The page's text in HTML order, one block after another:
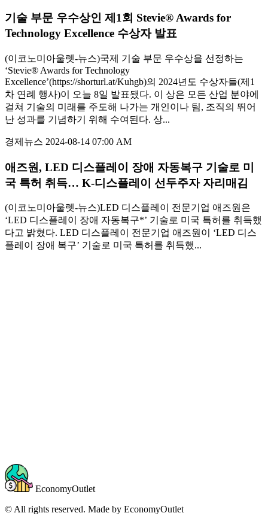
기술 부문 우수상인 제1회 Stevie® Awards for
Technology Excellence 수상자 발표
(이코노미아울렛-뉴스)국제 기술 부문 우수상을 선정하는
‘Stevie® Awards for Technology
Excellence’(https://shorturl.at/Kuhgb)의 2024년도 수상자들(제1
차 연례 행사)이 오늘 8일 발표됐다. 이 상은 모든 산업 분야에
걸쳐 기술의 미래를 주도해 나가는 개인이나 팀, 조직의 뛰어
난 성과를 기념하기 위해 수여된다. 상...
경제뉴스 2024-08-14 07:00 AM
애즈원, LED 디스플레이 장애 자동복구 기술로 미
국 특허 취득… K-디스플레이 선두주자 자리매김
(이코노미아울렛-뉴스)LED 디스플레이 전문기업 애즈원은
‘LED 디스플레이 장애 자동복구*’ 기술로 미국 특허를 취득했
다고 밝혔다. LED 디스플레이 전문기업 애즈원이 ‘LED 디스
플레이 장애 복구’ 기술로 미국 특허를 취득했...
EconomyOutlet
© All rights reserved. Made by EconomyOutlet